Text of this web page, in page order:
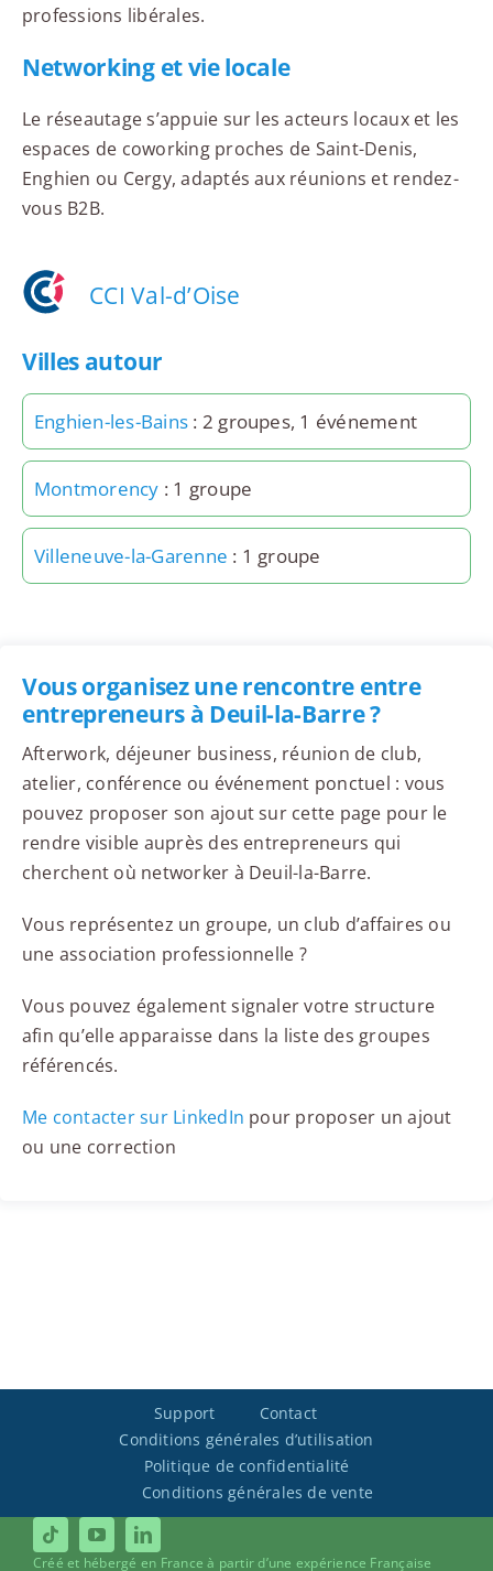
professions libérales.
Networking et vie locale
Le réseautage s’appuie sur les acteurs locaux et les
espaces de coworking proches de Saint-Denis,
Enghien ou Cergy, adaptés aux réunions et rendez-
vous B2B.
CCI Val-d’Oise
Villes autour
Enghien-les-Bains : 2 groupes, 1 événement
Montmorency : 1 groupe
Villeneuve-la-Garenne : 1 groupe
Vous organisez une rencontre entre
entrepreneurs à Deuil-la-Barre ?
Afterwork, déjeuner business, réunion de club,
atelier, conférence ou événement ponctuel : vous
pouvez proposer son ajout sur cette page pour le
rendre visible auprès des entrepreneurs qui
cherchent où networker à Deuil-la-Barre.
Vous représentez un groupe, un club d’affaires ou
une association professionnelle ?
Vous pouvez également signaler votre structure
afin qu’elle apparaisse dans la liste des groupes
référencés.
Me contacter sur LinkedIn pour proposer un ajout
ou une correction
Support
Contact
Conditions générales d’utilisation
Politique de confidentialité
Conditions générales de vente
Créé et hébergé en France à partir d’une expérience Française